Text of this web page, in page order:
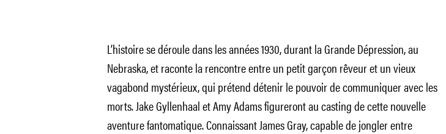
L’histoire se déroule dans les années 1930, durant la Grande Dépression, au
Nebraska, et raconte la rencontre entre un petit garçon rêveur et un vieux
vagabond mystérieux, qui prétend détenir le pouvoir de communiquer avec les
morts. Jake Gyllenhaal et Amy Adams figureront au casting de cette nouvelle
aventure fantomatique. Connaissant James Gray, capable de jongler entre